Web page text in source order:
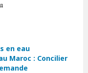
en eau
Maroc : Concilier